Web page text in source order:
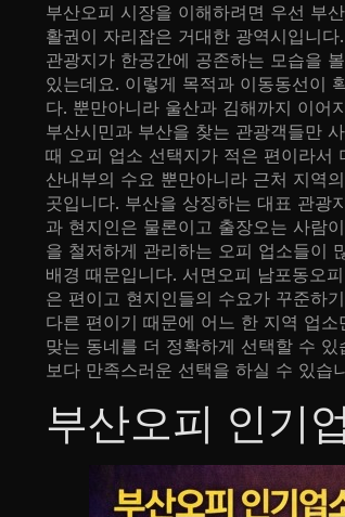
부산오피 시장을 이해하려면 우선 부
활권이 자리잡은 거대한 광역시입니
관광지가 한공간에 공존하는 모습을
있는데요. 이렇게 목적과 이동동선이
다. 뿐만아니라 울산과 김해까지 이어
부산시민과 부산을 찾는 관광객들만
때 오피 업소 선택지가 적은 편이라서
산내부의 수요 뿐만아니라 근처 지역
곳입니다. 부산을 상징하는 대표 관광
과 현지인은 물론이고 출장오는 사람
을 철저하게 관리하는 오피 업소들이
배경 때문입니다. 서면오피 남포동오
은 편이고 현지인들의 수요가 꾸준하
다른 편이기 때문에 어느 한 지역 업
맞는 동네를 더 정확하게 선택할 수
보다 만족스러운 선택을 하실 수 있습
부산오피 인기